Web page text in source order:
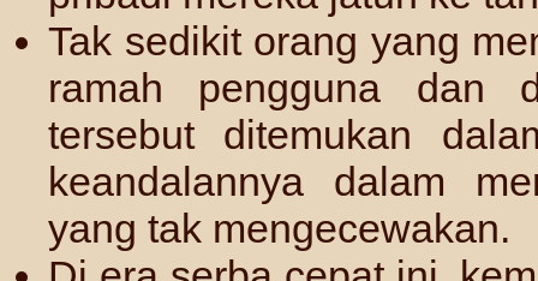
Tak sedikit orang yang
ramah pengguna dan
tersebut ditemukan
keandalannya dalam
yang tak mengecewakan.